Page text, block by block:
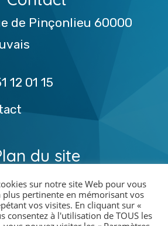
de Pinçonlieu 60000
12 01 15
du site
sur notre site Web pour vous
pertinente en mémorisant vos
vos visites. En cliquant sur «
consentez à l'utilisation de TOUS les